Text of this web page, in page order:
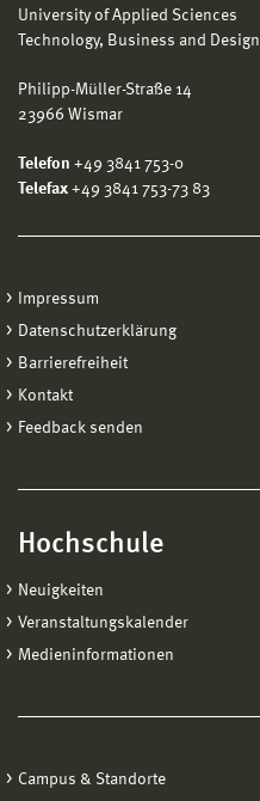
University of Applied Sciences
Technology, Business and Design
Philipp-Müller-Straße 14
23966 Wismar
Telefon +49 3841 753-0
Telefax +49 3841 753-73 83
Impressum
Datenschutzerklärung
Barrierefreiheit
Kontakt
Feedback senden
Hochschule
Neuigkeiten
Veranstaltungskalender
Medieninformationen
Campus & Standorte